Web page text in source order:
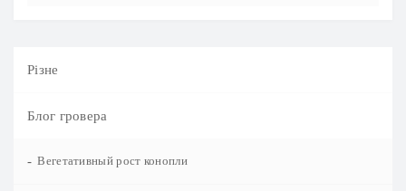
Різне
Блог гровера
- Вегетативный рост конопли